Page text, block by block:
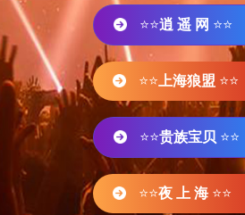
⭐⭐逍 遥 网 ⭐⭐
⭐⭐ 上海狼盟 ⭐⭐
⭐⭐贵族宝贝 ⭐⭐
⭐⭐夜 上 海 ⭐⭐